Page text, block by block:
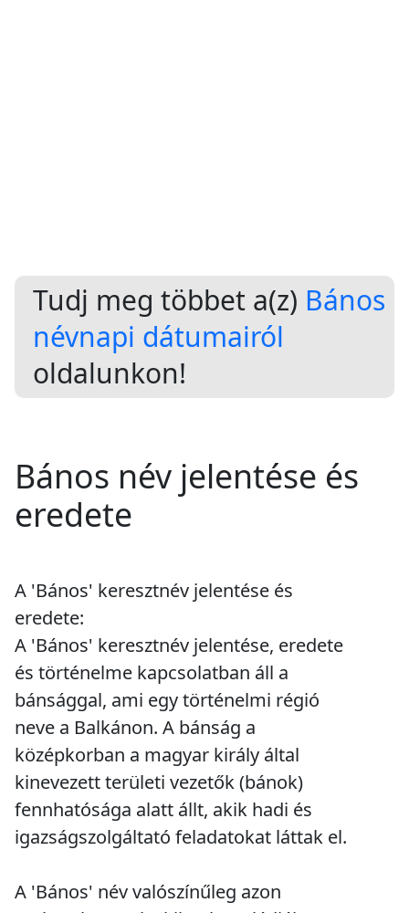
Tudj meg többet a(z) Bános
névnapi dátumairól
oldalunkon!
Bános név jelentése és
eredete
A 'Bános' keresztnév jelentése és
eredete:
A 'Bános' keresztnév jelentése, eredete
és történelme kapcsolatban áll a
bánsággal, ami egy történelmi régió
neve a Balkánon. A bánság a
középkorban a magyar király által
kinevezett területi vezetők (bánok)
fennhatósága alatt állt, akik hadi és
igazságszolgáltató feladatokat láttak el.
A 'Bános' név valószínűleg azon